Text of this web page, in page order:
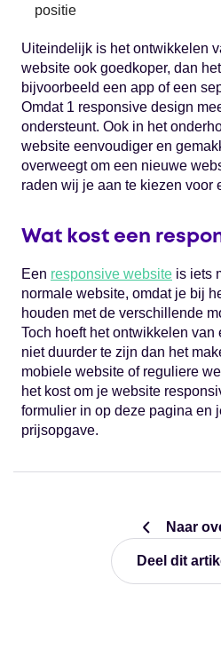
positie
Uiteindelijk is het ontwikkelen
website ook goedkoper, dan
bijvoorbeeld een app of een
Omdat 1 responsive design
ondersteunt. Ook in het
website eenvoudiger en
overweegt om een nieuwe
raden wij je aan te kiezen voor
Wat kost een
Een responsive website is iets
normale website, omdat je bij
houden met de verschillende
Toch hoeft het ontwikkelen
niet duurder te zijn dan het
mobiele website of reguliere
het kost om je website
formulier in op deze pagina en
prijsopgave.
Naar
Deel dit